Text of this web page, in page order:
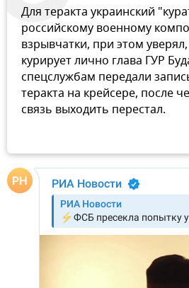
Для теракта украинский
российскому военному
взрывчатки, при этом
курирует лично глава ГУР
спецслужбам передали
теракта на крейсере, после
связь выходить перестал.